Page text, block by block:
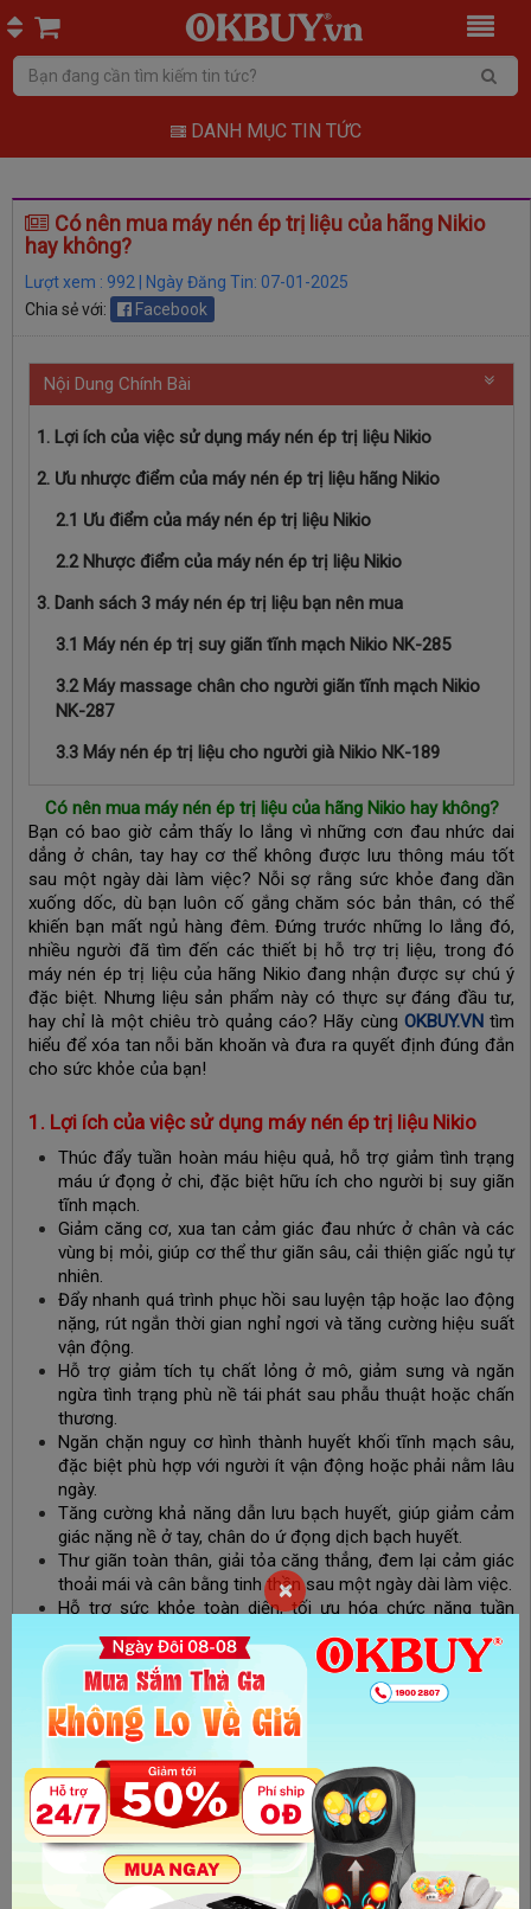
DANH MỤC TIN TỨC
Có nên mua máy nén ép trị liệu của hãng Nikio
hay không?
Lượt xem : 992 | Ngày Đăng Tin: 07-01-2025
Chia sẻ với:
Facebook
Nội Dung Chính Bài
1. Lợi ích của việc sử dụng máy nén ép trị liệu Nikio
2. Ưu nhược điểm của máy nén ép trị liệu hãng Nikio
2.1 Ưu điểm của máy nén ép trị liệu Nikio
2.2 Nhược điểm của máy nén ép trị liệu Nikio
3. Danh sách 3 máy nén ép trị liệu bạn nên mua
3.1 Máy nén ép trị suy giãn tĩnh mạch Nikio NK-285
3.2 Máy massage chân cho người giãn tĩnh mạch Nikio
NK-287
3.3 Máy nén ép trị liệu cho người già Nikio NK-189
Có nên mua máy nén ép trị liệu của hãng Nikio hay không?
Bạn có bao giờ cảm thấy lo lắng vì những cơn đau nhức dai
dẳng ở chân, tay hay cơ thể không được lưu thông máu tốt
sau một ngày dài làm việc? Nỗi sợ rằng sức khỏe đang dần
xuống dốc, dù bạn luôn cố gắng chăm sóc bản thân, có thể
khiến bạn mất ngủ hàng đêm. Đứng trước những lo lắng đó,
nhiều người đã tìm đến các thiết bị hỗ trợ trị liệu, trong đó
máy nén ép trị liệu của hãng Nikio đang nhận được sự chú ý
đặc biệt. Nhưng liệu sản phẩm này có thực sự đáng đầu tư,
hay chỉ là một chiêu trò quảng cáo? Hãy cùng OKBUY.VNtìm
hiểu để xóa tan nỗi băn khoăn và đưa ra quyết định đúng đắn
cho sức khỏe của bạn!
1. Lợi ích của việc sử dụng máy nén ép trị liệu Nikio
Thúc đẩy tuần hoàn máu hiệu quả, hỗ trợ giảm tình trạng
máu ứ đọng ở chi, đặc biệt hữu ích cho người bị suy giãn
tĩnh mạch.
Giảm căng cơ, xua tan cảm giác đau nhức ở chân và các
vùng bị mỏi, giúp cơ thể thư giãn sâu, cải thiện giấc ngủ tự
nhiên.
Đẩy nhanh quá trình phục hồi sau luyện tập hoặc lao động
nặng, rút ngắn thời gian nghỉ ngơi và tăng cường hiệu suất
vận động.
Hỗ trợ giảm tích tụ chất lỏng ở mô, giảm sưng và ngăn
ngừa tình trạng phù nề tái phát sau phẫu thuật hoặc chấn
thương.
Ngăn chặn nguy cơ hình thành huyết khối tĩnh mạch sâu,
đặc biệt phù hợp với người ít vận động hoặc phải nằm lâu
ngày.
Tăng cường khả năng dẫn lưu bạch huyết, giúp giảm cảm
giác nặng nề ở tay, chân do ứ đọng dịch bạch huyết.
Thư giãn toàn thân, giải tỏa căng thẳng, đem lại cảm giác
thoải mái và cân bằng tinh thần sau một ngày dài làm việc.
Hỗ trợ sức khỏe toàn diện, tối ưu hóa chức năng tuần
hoàn và giúp cơ thể duy trì trạng thái khỏe mạnh, linh hoạt.
×